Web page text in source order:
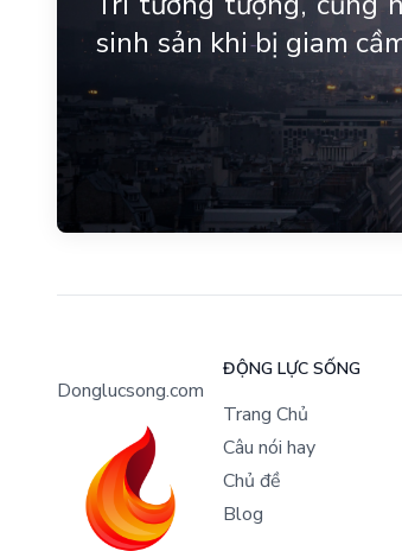
sinh sản khi bị giam
Donglucsong.com
ĐỘNG LỰC SỐNG
Trang Chủ
Câu nói hay
Chủ đề
Blog